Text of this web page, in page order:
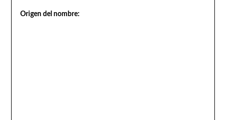
Origen del nombre: